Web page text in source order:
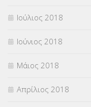
Ιούλιος 2018
Ιούνιος 2018
Μάιος 2018
Απρίλιος 2018